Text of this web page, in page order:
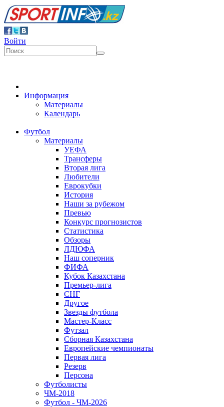
Войти
Информация
Материалы
Календарь
Футбол
Материалы
УЕФА
Трансферы
Вторая лига
Любители
Еврокубки
История
Наши за рубежом
Превью
Конкурс прогнозистов
Статистика
Обзоры
ЛДЮФА
Наш соперник
ФИФА
Кубок Казахстана
Премьер-лига
СНГ
Другое
Звезды футбола
Мастер-Класс
Футзал
Сборная Казахстана
Европейские чемпионаты
Первая лига
Резерв
Персона
Футболисты
ЧМ-2018
Футбол - ЧМ-2026